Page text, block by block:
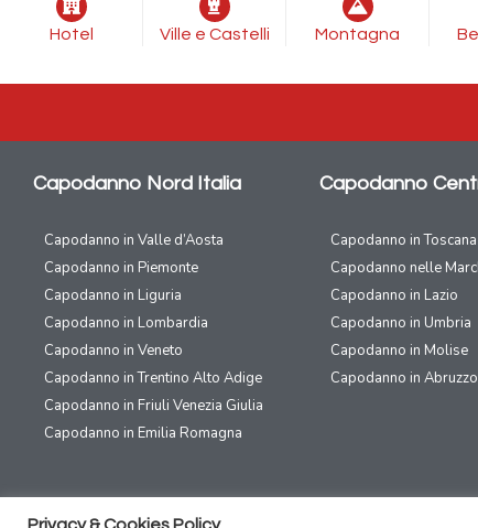
Hotel Ville e Castelli Montagna
Capodanno Nord Italia
Capodanno in Valle d’Aosta
Capodanno in Piemonte
Capodanno in Liguria
Capodanno in Lombardia
Capodanno in Veneto
Capodanno in Trentino Alto Adige
Capodanno in Friuli Venezia Giulia
Capodanno in Emilia Romagna
Capodanno
Capodanno in Toscana
Capodanno nelle
Capodanno in Lazio
Capodanno in Umbria
Capodanno in Molise
Capodanno in Abruzzo